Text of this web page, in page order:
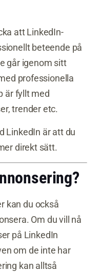
att LinkedIn-
beteende på
går igenom sitt
professionella
är fyllt med
trender etc.
LinkedIn är att du
direkt sätt.
kan du också
Om du vill nå
på LinkedIn
om de inte har
kan alltså